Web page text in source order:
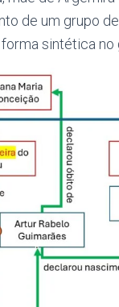
de um grupo
sintética no